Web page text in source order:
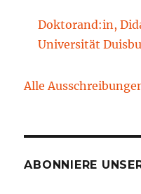
Doktorand:in,
Universität
Alle
ABONNIERE